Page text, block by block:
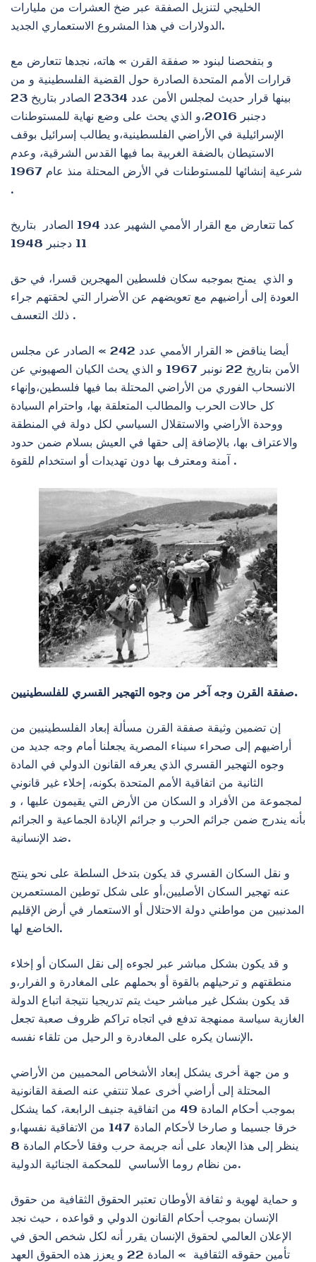
الخليجي لتنزيل الصفقة عبر ضخ العشرات من مليارات
الدولارات في هذا المشروع الاستعماري الجديد.
و بتفحصنا لبنود « صفقة القرن » هاته، نجدها تتعارض مع
قرارات الأمم المتحدة الصادرة حول القضية الفلسطينية و من
بينها قرار حديث لمجلس الأمن عدد 2334 الصادر بتاريخ 23
دجنبر 2016،و الذي يحث على وضع نهاية للمستوطنات
الإسرائيلية في الأراضي الفلسطينية،و يطالب إسرائيل بوقف
الاستيطان بالضفة الغربية بما فيها القدس الشرقية، وعدم
شرعية إنشائها للمستوطنات في الأرض المحتلة منذ عام 1967
.
كما تتعارض مع القرار الأممي الشهير عدد 194 الصادر بتاريخ
و الذي يمنح بموجبه سكان فلسطين المهجرين قسرا، في حق
العودة إلى أراضيهم مع تعويضهم عن الأضرار التي لحقتهم جراء
ذلك التعسف .
أيضا يناقض « القرار الأممي عدد 242 » الصادر عن مجلس
الأمن بتاريخ 22 نونبر 1967 و الذي يحث الكيان الصهيوني عن
الانسحاب الفوري من الأراضي المحتلة بما فيها فلسطين،وإنهاء
كل حالات الحرب والمطالب المتعلقة بها، واحترام السيادة
ووحدة الأراضي والاستقلال السياسي لكل دولة في المنطقة
والاعتراف بها، بالإضافة إلى حقها في العيش بسلام ضمن حدود
آمنة ومعترف بها دون تهديدات أو استخدام للقوة .
صفقة القرن وجه آخر من وجوه التهجير القسري للفلسطينيين.
إن تضمين وثيقة صفقة القرن مسألة إبعاد الفلسطينيين من
أراضيهم إلى صحراء سيناء المصرية يجعلنا أمام وجه جديد من
وجوه التهجير القسري الذي يعرفه القانون الدولي في المادة
الثانية من اتفاقية الأمم المتحدة بكونه، إخلاء غير قانوني
لمجموعة من الأفراد و السكان من الأرض التي يقيمون عليها ، و
بأنه يندرج ضمن جرائم الحرب و جرائم الإبادة الجماعية و الجرائم
ضد الإنسانية.
و نقل السكان القسري قد يكون بتدخل السلطة على نحو ينتج
عنه تهجير السكان الأصليين،أو على شكل توطين المستعمرين
المدنيين من مواطني دولة الاحتلال أو الاستعمار في أرض الإقليم
الخاضع لها.
و قد يكون بشكل مباشر عبر لجوءه إلى نقل السكان أو إخلاء
منطقتهم و ترحيلهم بالقوة أو بحملهم على المغادرة و الفرار،و
قد يكون بشكل غير مباشر حيث يتم تدريجيا نتيجة اتباع الدولة
الغازية سياسة ممنهجة تدفع في اتجاه تراكم ظروف صعبة تجعل
الإنسان يكره على المغادرة و الرحيل من تلقاء نفسه.
و من جهة أخرى يشكل إبعاد الأشخاص المحميين من الأراضي
المحتلة إلى أراضي أخرى عملا تنتفي عنه الصفة القانونية
بموجب أحكام المادة 49 من اتفاقية جنيف الرابعة، كما يشكل
خرقا جسيما و صارخا لأحكام المادة 147 من الاتفاقية نفسها،و
ينظر إلى هذا الإبعاد على أنه جريمة حرب وفقا لأحكام المادة 8
من نظام روما الأساسي للمحكمة الجنائية الدولية.
و حماية لهوية و ثقافة الأوطان تعتبر الحقوق الثقافية من حقوق
الإنسان بموجب أحكام القانون الدولي و قواعده ، حيث نجد
الإعلان العالمي لحقوق الإنسان يقرر أنه لكل شخص الحق في
تأمين حقوقه الثقافية » المادة 22 و يعزز هذه الحقوق العهد